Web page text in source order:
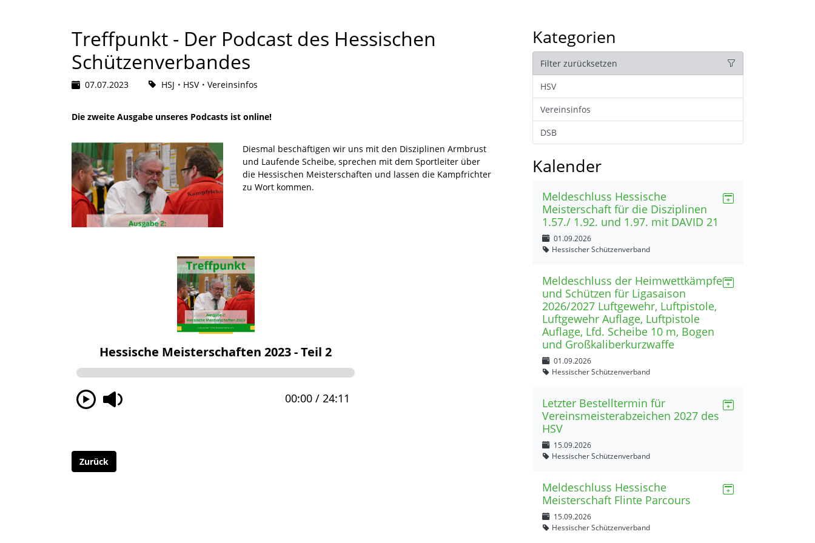
Treffpunkt - Der Podcast des Hessischen
Schützenverbandes
07.07.2023 HSJ HSV Vereinsinfos
Die zweite Ausgabe unseres Podcasts ist online!
Diesmal beschäftigen wir uns mit den Disziplinen Armbrust
und Laufende Scheibe, sprechen mit dem Sportleiter über
die Hessischen Meisterschaften und lassen die Kampfrichter
zu Wort kommen.
Zurück
Kategorien
Filter zurücksetzen
HSV
Vereinsinfos
DSB
Kalender
Meldeschluss Hessische
Meisterschaft für die Disziplinen
1.57./ 1.92. und 1.97. mit DAVID 21
01.09.2026
Hessischer Schützenverband
Meldeschluss der Heimwettkämpfe
und Schützen für Ligasaison
2026/2027 Luftgewehr, Luftpistole,
Luftgewehr Auflage, Luftpistole
Auflage, Lfd. Scheibe 10 m, Bogen
und Großkaliberkurzwaffe
01.09.2026
Hessischer Schützenverband
Letzter Bestelltermin für
Vereinsmeisterabzeichen 2027 des
HSV
15.09.2026
Hessischer Schützenverband
Meldeschluss Hessische
Meisterschaft Flinte Parcours
15.09.2026
Hessischer Schützenverband